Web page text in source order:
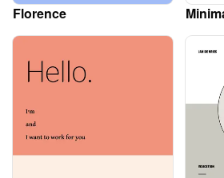
Florence